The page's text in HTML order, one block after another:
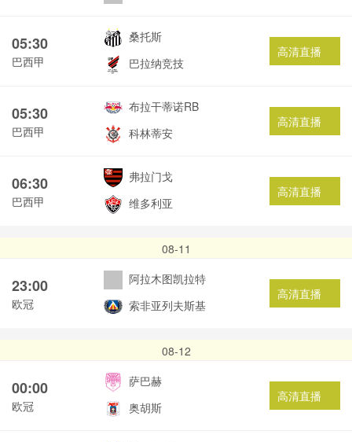
05:30
巴西甲
桑托斯
巴拉纳竞技
高清直播
05:30
巴西甲
布拉干蒂诺RB
科林蒂安
高清直播
06:30
巴西甲
弗拉门戈
维多利亚
高清直播
08-11
23:00
欧冠
阿拉木图凯拉特
索非亚列夫斯基
高清直播
08-12
00:00
欧冠
萨巴赫
奥胡斯
高清直播